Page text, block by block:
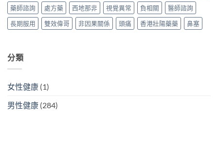
略〉
中
攻
略〉
中
香
港
購
買
藥師諮詢
處方藥 西地那非 視覺異常 負相關
醫師諮詢
長期服用
雙效偉哥 非因果關係 頭痛 香港壯陽藥藥 鼻塞
分類
女性健康 (1)
男性健康 (284)